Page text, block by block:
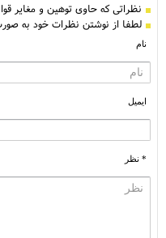
نظراتی كه حاوی توهین و مغایر
لطفا از نوشتن نظرات خود به
نام
ایمیل
* نظر